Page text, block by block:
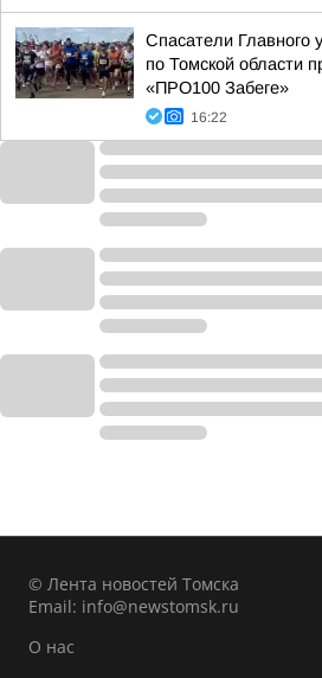
Спасатели
по Томской области
«ПРО100 Забеге»
16:22
© Лента новостей Томска
Email: info@newstomsk.ru
О нас